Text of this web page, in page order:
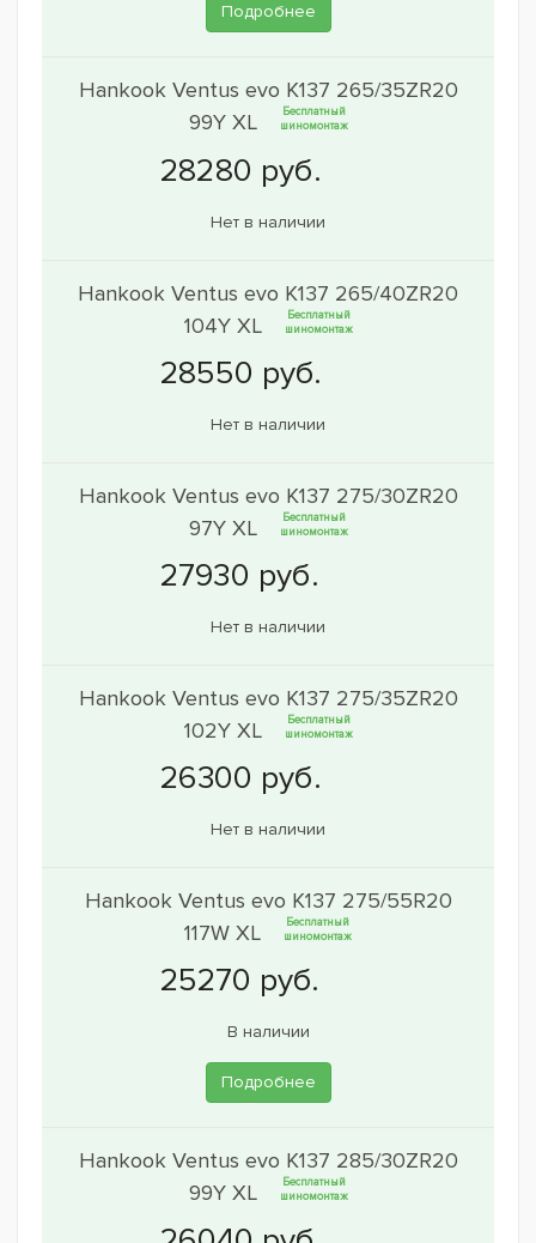
Подробнее
Hankook Ventus evo K137 265/35ZR20
99Y XL
Бесплатный
шиномонтаж
Нет в наличии
Hankook Ventus evo K137 265/40ZR20
104Y XL
Бесплатный
шиномонтаж
Нет в наличии
Hankook Ventus evo K137 275/30ZR20
97Y XL
Бесплатный
шиномонтаж
Нет в наличии
Hankook Ventus evo K137 275/35ZR20
102Y XL
Бесплатный
шиномонтаж
Нет в наличии
Hankook Ventus evo K137 275/55R20
117W XL
Бесплатный
шиномонтаж
В наличии
Подробнее
Hankook Ventus evo K137 285/30ZR20
99Y XL
Бесплатный
шиномонтаж